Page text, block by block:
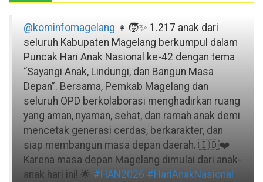
@kominfomagelang 👧🧒✨ 1.217 anak dari
seluruh Kabupaten Magelang berkumpul dalam
Puncak Hari Anak Nasional ke-42 dengan tema
“Sayangi Anak, Lindungi, dan Bangun Masa
Depan”. Bersama, Pemkab Magelang dan
seluruh OPD berkolaborasi menghadirkan ruang
yang aman, nyaman, sehat, dan ramah anak demi
mencetak generasi cerdas, berkarakter, dan
siap membangun masa depan daerah. 🇮🇩❤️
Karena masa depan Magelang dimulai dari anak-
anak hari ini! 🌟 #HAN2026 #HariAnakNasional